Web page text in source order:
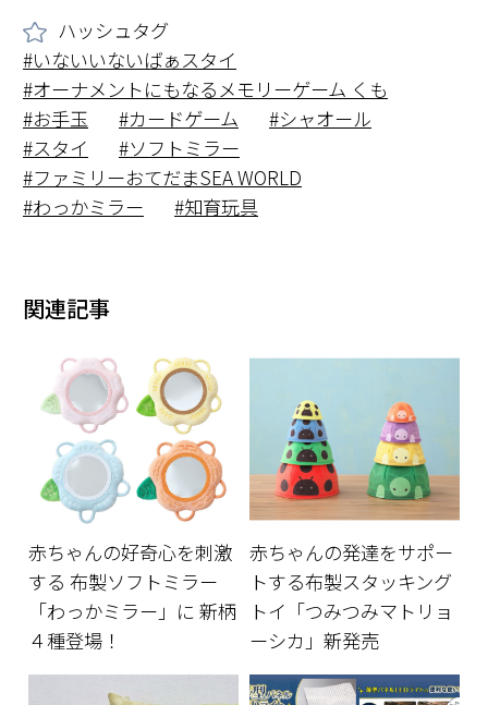
ハッシュタグ
いないいないばぁスタイ
オーナメントにもなるメモリーゲーム くも
お手玉
カードゲーム
シャオール
スタイ
ソフトミラー
ファミリーおてだまSEA WORLD
わっかミラー
知育玩具
関連記事
赤ちゃんの好奇心を刺激
する 布製ソフトミラー
「わっかミラー」に 新柄
４種登場！
赤ちゃんの発達をサポー
トする布製スタッキング
トイ「つみつみマトリョ
ーシカ」新発売